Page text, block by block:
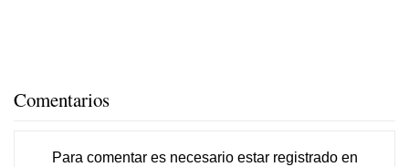
Comentarios
Para comentar es necesario estar registradoen